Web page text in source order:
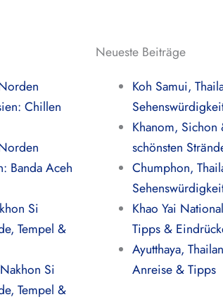
Chillen
Banda Aceh
Si
Tempel &
Si
Tempel &
Neueste Beiträge
Koh Samui,
Khanom,
schönsten
Chumphon,
Khao Yai
Tipps &
Ayutthaya,
Anreise & Tipps